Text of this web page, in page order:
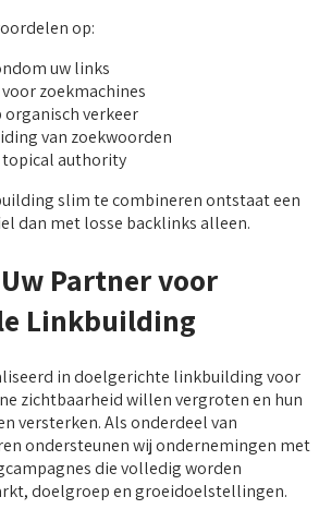
op:
uw links
zoekmachines
organisch verkeer
van zoekwoorden
topical authority
slim te combineren ontstaat een
dan met losse backlinks alleen.
Partner voor
Linkbuilding
in doelgerichte linkbuilding voor
zichtbaarheid willen vergroten en hun
versterken. Als onderdeel van
ondersteunen wij ondernemingen met
die volledig worden
doelgroep en groeidoelstellingen.